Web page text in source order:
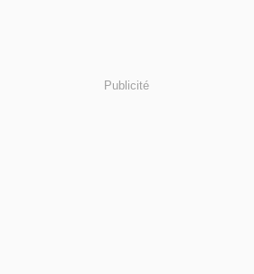
Publicité